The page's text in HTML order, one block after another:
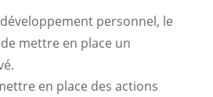
personnel, le
mettre en place un
en place des actions